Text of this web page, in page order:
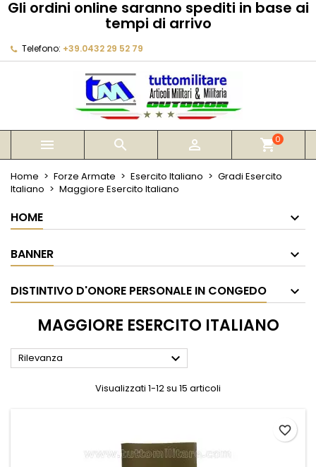
Gli ordini online saranno spediti in base ai
tempi di arrivo
Telefono: +39.0432 29 52 79
   shopping_cart0
Home Forze Armate Esercito Italiano
Gradi Esercito
Italiano
Maggiore Esercito Italiano
HOME
BANNER
DISTINTIVO D'ONORE PERSONALE IN CONGEDO
MAGGIORE ESERCITO ITALIANO
Rilevanza 
Visualizzati 1-12 su 15 articoli
favorite_border
My wishlists
add_circle_outline Create new list
((modalTitle))
((confirmMessage))
((cancelText)) ((modalDeleteText))
Crea lista dei desideri
Annulla Crea lista dei desideri
Devi avere effettuato l'accesso per salvare dei
prodotti nella tua lista dei desideri.
Annulla